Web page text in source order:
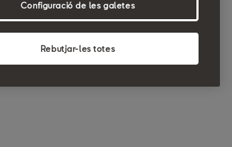
Rebutjar-les totes
Configuració de les galetes